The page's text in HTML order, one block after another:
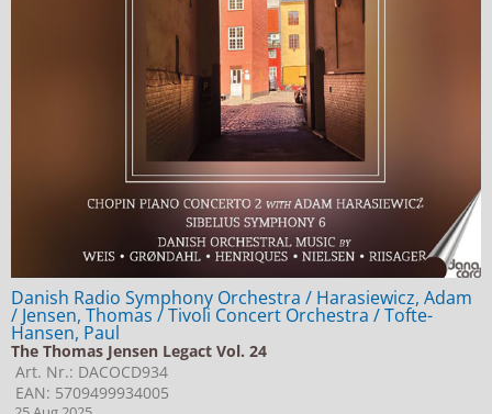
Danish Radio Symphony Orchestra / Harasiewicz, Adam
/ Jensen, Thomas / Tivoli Concert Orchestra / Tofte-
Hansen, Paul
The Thomas Jensen Legact Vol. 24
Art. Nr.: DACOCD934
EAN: 5709499934005